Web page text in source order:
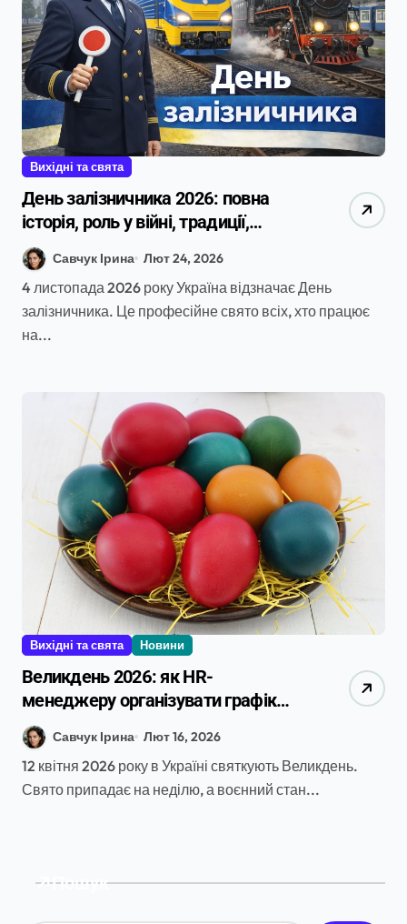
Вихідні та свята
День залізничника 2026: повна
історія, роль у війні, традиції,
привітання та ідеї святкування
Савчук Ірина Лют 24, 2026
4 листопада 2026 року Україна відзначає День
залізничника. Це професійне свято всіх, хто працює
на...
Вихідні та свята Новини
Великдень 2026: як HR-
менеджеру організувати графік
роботи та надати вихідні під час
воєнного стану
Савчук Ірина Лют 16, 2026
12 квітня 2026 року в Україні святкують Великдень.
Свято припадає на неділю, а воєнний стан...
Пошук